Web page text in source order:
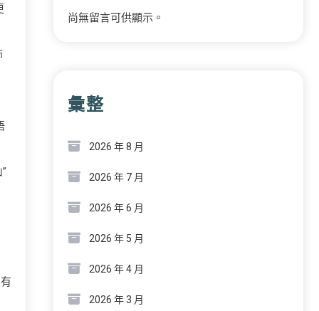
尚無留言可供顯示。
彙整
2026 年 8 月
2026 年 7 月
2026 年 6 月
2026 年 5 月
2026 年 4 月
2026 年 3 月